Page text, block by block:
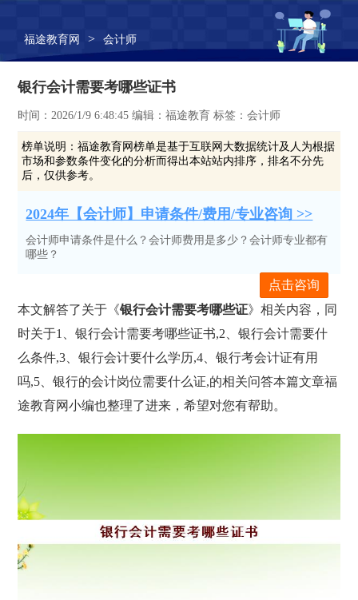
福途教育网 > 会计师
银行会计需要考哪些证书
时间：2026/1/9 6:48:45 编辑：福途教育 标签：会计师
榜单说明：福途教育网榜单是基于互联网大数据统计及人为根据
市场和参数条件变化的分析而得出本站站内排序，排名不分先
后，仅供参考。
2024年【会计师】申请条件/费用/专业咨询 >>
会计师申请条件是什么？会计师费用是多少？会计师专业都有
哪些？
点击咨询
本文解答了关于《银行会计需要考哪些证》相关内容，同
时关于1、银行会计需要考哪些证书,2、银行会计需要什
么条件,3、银行会计要什么学历,4、银行考会计证有用
吗,5、银行的会计岗位需要什么证,的相关问答本篇文章福
途教育网小编也整理了进来，希望对您有帮助。